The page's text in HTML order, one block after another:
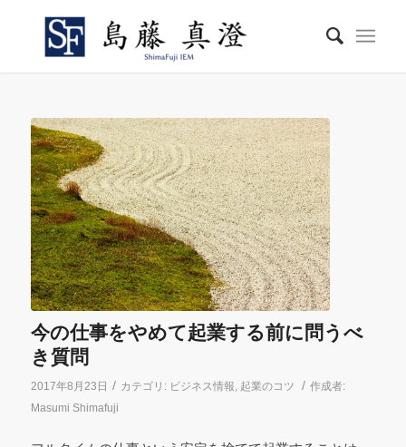
今の仕事をやめて起業する前に問うべ
き質問
2017年8月23日 / カテゴリ: ビジネス情報, 起業のコツ / 作成者:
Masumi Shimafuji